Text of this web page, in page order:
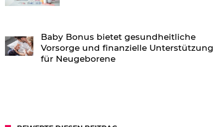
Baby Bonus bietet gesundheitliche
Vorsorge und finanzielle Unterstützung
für Neugeborene